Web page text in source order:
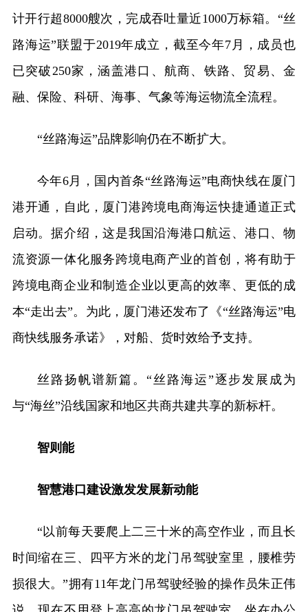
计开行超8000艘次，完成吞吐量近1000万标箱。“丝
路海运”联盟于2019年成立，截至今年7月，成员也
已突破250家，涵盖港口、航商、铁路、贸易、金
融、保险、科研、海事、气象等海运物流全流程。
“丝路海运”品牌影响仍在不断扩大。
今年6月，国内首条“丝路海运”电商快线在厦门
港开通，自此，厦门港跨境电商海运快捷通道正式
启动。据介绍，这是我国沿海港口航运、港口、物
流资源一体化服务跨境电商产业的首创，将有助于
跨境电商企业和制造企业以更高的效率、更低的成
本“走出去”。为此，厦门港还发布了《“丝路海运”电
商快线服务承诺》，对船、货时效给予支持。
丝路扬帆谱新篇。“丝路海运”逐步发展成为
与“海丝”沿线国家和地区共商共建共享的新标杆。
智则能
智慧港口建设激发发展新动能
“以前每天要爬上二三十米的高空作业，而且长
时间缩在三、四平方米的龙门吊驾驶室里，腰椎劳
损很大。”拥有11年龙门吊驾驶经验的操作员朱正伟